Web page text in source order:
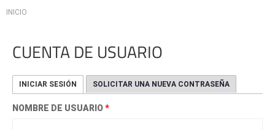
Usted está aquí
INICIO
CUENTA DE USUARIO
Primary tabs
INICIAR SESIÓN (SOLAPA ACTIVA)
SOLICITAR UNA NUEVA CONTRASEÑA
NOMBRE DE USUARIO*